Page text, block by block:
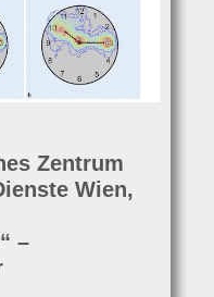
Zentrum
Wien,
–